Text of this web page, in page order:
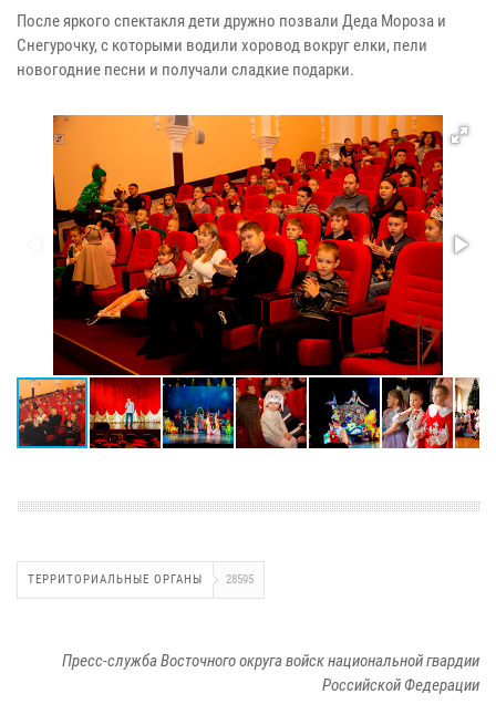
После яркого спектакля дети дружно позвали Деда Мороза и
Снегурочку, с которыми водили хоровод вокруг елки, пели
новогодние песни и получали сладкие подарки.
ТЕРРИТОРИАЛЬНЫЕ ОРГАНЫ 28595
Пресс-служба Восточного округа войск национальной гвардии
Российской Федерации